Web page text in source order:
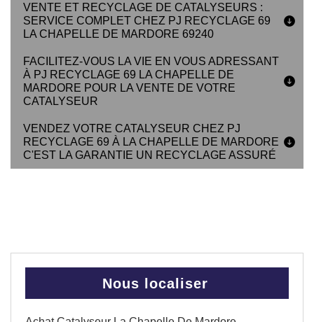
VENTE ET RECYCLAGE DE CATALYSEURS :
SERVICE COMPLET CHEZ PJ RECYCLAGE 69
LA CHAPELLE DE MARDORE 69240
FACILITEZ-VOUS LA VIE EN VOUS ADRESSANT
À PJ RECYCLAGE 69 LA CHAPELLE DE
MARDORE POUR LA VENTE DE VOTRE
CATALYSEUR
VENDEZ VOTRE CATALYSEUR CHEZ PJ
RECYCLAGE 69 À LA CHAPELLE DE MARDORE
C'EST LA GARANTIE UN RECYCLAGE ASSURÉ
Nous localiser